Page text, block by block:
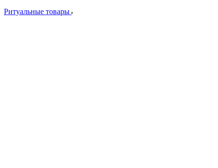
Ритуальные товары